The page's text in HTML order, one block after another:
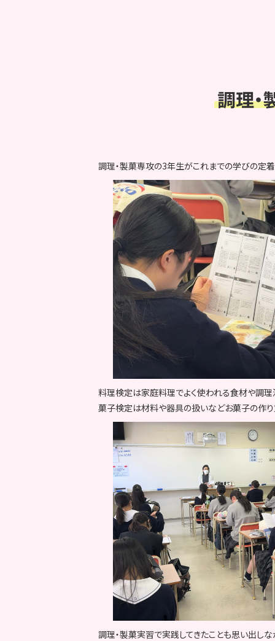
調理
調理・製菓専攻の3年生がこれまでの学びの定
料理検定は家庭料理でよく使われる食材や調理
菓子検定は材料や器具の扱いなどお菓子の作り
調理・製菓実習で実践してきたことも思い出しな